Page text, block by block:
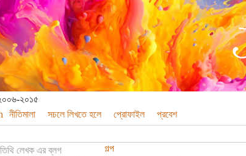
২০১৫
নীতিমালা সচলে লিখতে হলে প্রোফাইল প্রবেশ
গল্প
লেখক এর ব্লগ